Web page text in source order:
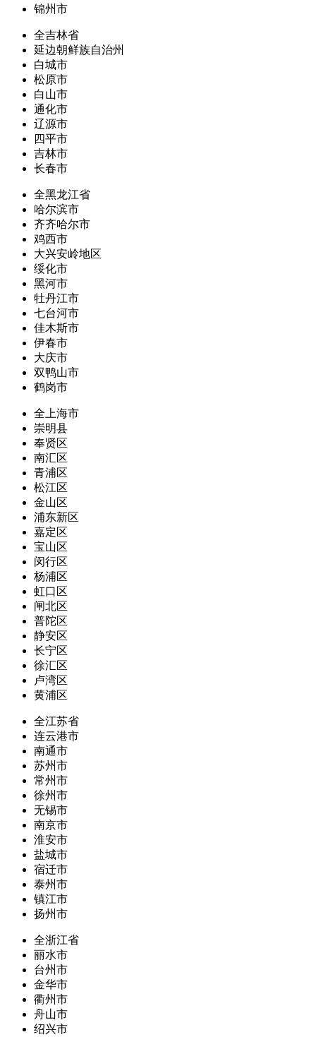
锦州市
全吉林省
延边朝鲜族自治州
白城市
松原市
白山市
通化市
辽源市
四平市
吉林市
长春市
全黑龙江省
哈尔滨市
齐齐哈尔市
鸡西市
大兴安岭地区
绥化市
黑河市
牡丹江市
七台河市
佳木斯市
伊春市
大庆市
双鸭山市
鹤岗市
全上海市
崇明县
奉贤区
南汇区
青浦区
松江区
金山区
浦东新区
嘉定区
宝山区
闵行区
杨浦区
虹口区
闸北区
普陀区
静安区
长宁区
徐汇区
卢湾区
黄浦区
全江苏省
连云港市
南通市
苏州市
常州市
徐州市
无锡市
南京市
淮安市
盐城市
宿迁市
泰州市
镇江市
扬州市
全浙江省
丽水市
台州市
金华市
衢州市
舟山市
绍兴市